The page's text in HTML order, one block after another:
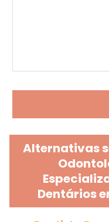
Alternativas
Dentários